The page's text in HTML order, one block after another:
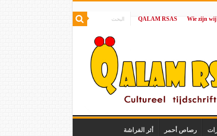
|
QALAM RSAS
رصاص أحمر أثر الفراشة